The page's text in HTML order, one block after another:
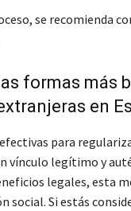
se recomienda
formas más
en
para
vínculo legítimo y
legales, esta
Si estás